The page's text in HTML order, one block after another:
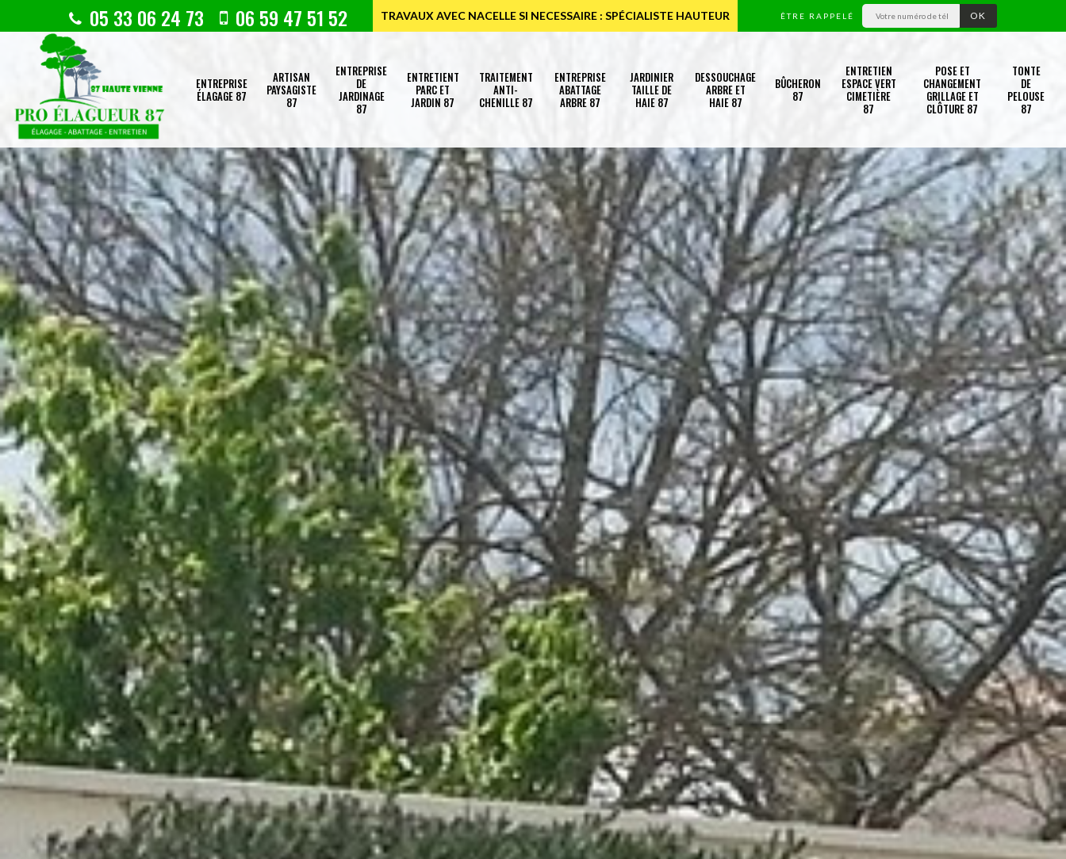
05 33 06 24 73 06 59 47 51 52 TRAVAUX AVEC NACELLE SI NECESSAIRE : SPÉCIALISTE HAUTEUR ÊTRE RAPPELÉ
ENTREPRISE
ÉLAGAGE 87
ARTISAN
PAYSAGISTE
87
ENTREPRISE
DE
JARDINAGE
87
ENTRETIENT
PARC ET
JARDIN 87
TRAITEMENT
ANTI-
CHENILLE 87
ENTREPRISE
ABATTAGE
ARBRE 87
JARDINIER
TAILLE DE
HAIE 87
DESSOUCHAGE
ARBRE ET
HAIE 87
BÛCHERON
87
ENTRETIEN
ESPACE VERT
CIMETIÈRE
87
POSE ET
CHANGEMENT
GRILLAGE ET
CLÔTURE 87
TONTE
DE
PELOUSE
87